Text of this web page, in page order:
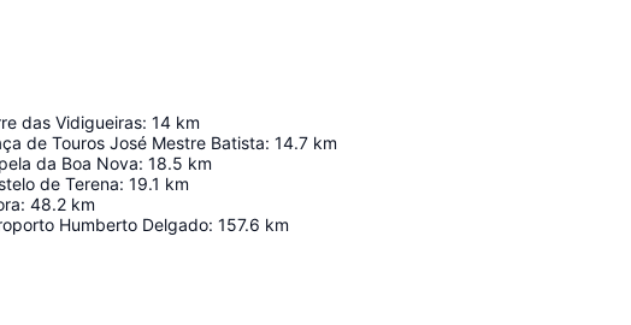
das Vidigueiras: 14 km
de Touros José Mestre Batista: 14.7 km
da Boa Nova: 18.5 km
de Terena: 19.1 km
: 48.2 km
Humberto Delgado: 157.6 km